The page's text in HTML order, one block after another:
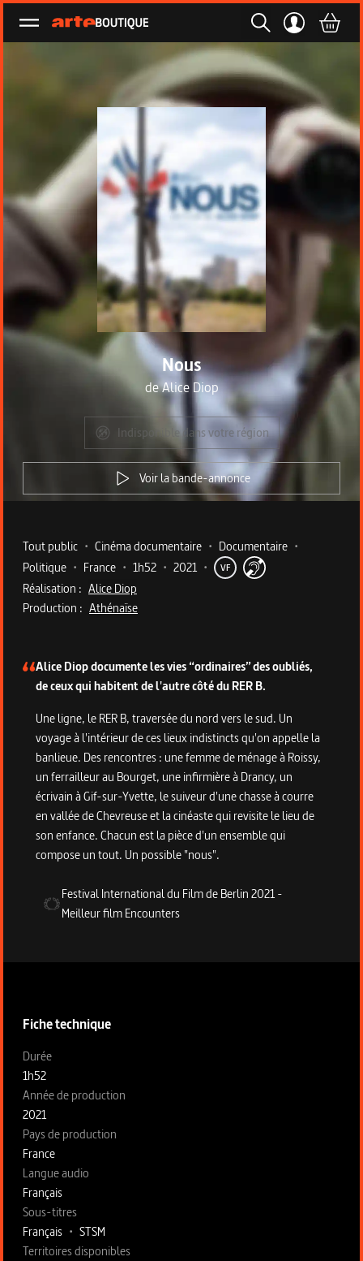
Ouvrir le menu
Nous
deAlice Diop
Indisponible dans votre région
Voir la bande-annonce
Metadata du programme
Tout public • Cinéma documentaire • Documentaire •
Politique • France • 1h52 • 2021 • VF
Réalisation : Alice Diop
Production : Athénaïse
Alice Diop documente les vies “ordinaires” des oubliés,
de ceux qui habitent de l'autre côté du RER B.
Une ligne, le RER B, traversée du nord vers le sud. Un
voyage à l'intérieur de ces lieux indistincts qu'on appelle la
banlieue. Des rencontres : une femme de ménage à Roissy,
un ferrailleur au Bourget, une infirmière à Drancy, un
écrivain à Gif-sur-Yvette, le suiveur d'une chasse à courre
en vallée de Chevreuse et la cinéaste qui revisite le lieu de
son enfance. Chacun est la pièce d'un ensemble qui
compose un tout. Un possible "nous".
Festival International du Film de Berlin2021-
Meilleur film Encounters
Fiche technique
Fiche technique section gauche
Durée
1h52
Année de production
2021
Pays de production
France
Langue audio
Français
Sous-titres
Français • STSM
Territoires disponibles